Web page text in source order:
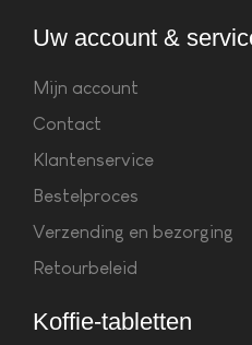
Uw account &
Mijn account
Contact
Klantenservice
Bestelproces
Verzending en bezorging
Retourbeleid
Koffie-tabletten